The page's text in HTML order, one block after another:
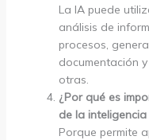
La IA puede
análisis de
procesos,
documentación
otras.
¿Por qué es
de la
Porque permite